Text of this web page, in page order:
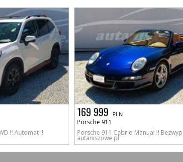
!! Automat !!
169 999 PLN
Porsche 911
Porsche 911 Cabrio Manual !!
autaniszowe.pl